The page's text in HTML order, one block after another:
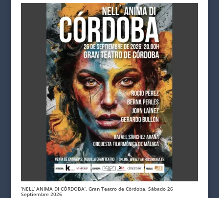
‘NELL’ ANIMA DI CÓRDOBA’. Gran Teatro de Córdoba. Sábado 26
Septiembre 2026